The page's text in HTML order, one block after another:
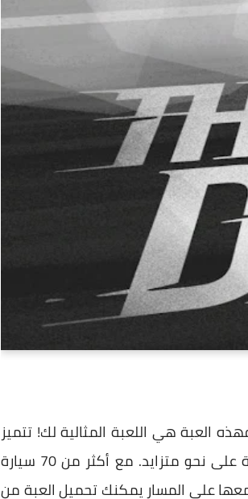
العبة هي اللعبة المثالية لك! تتميز
العبة برسومات ساحرة ومبسطة ، هدفك هو الانجراف جانبيا من خلال أربع دورات صعبة على نحو متزايد. مع أكثر من 70 سيارة
على المسار يمكنك تحميل العبة من